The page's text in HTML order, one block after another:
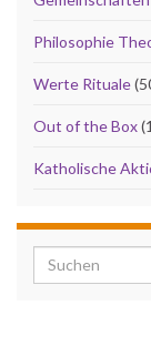
Philosophie
Werte Rituale
Out of the Box
Katholische
Search for: